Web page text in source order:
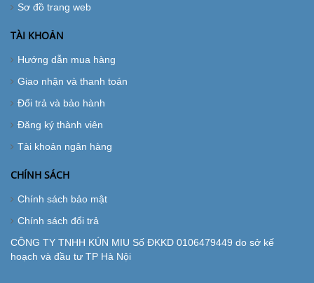
Sơ đồ trang web
TÀI KHOẢN
Hướng dẫn mua hàng
Giao nhận và thanh toán
Đổi trả và bảo hành
Đăng ký thành viên
Tài khoản ngân hàng
CHÍNH SÁCH
Chính sách bảo mật
Chính sách đổi trả
CÔNG TY TNHH KÚN MIU Số ĐKKD 0106479449 do sở kế
hoạch và đầu tư TP Hà Nội